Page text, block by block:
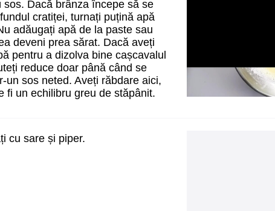
sos. Dacă brânza începe să se
cratiței, turnați puțină apă
adăugați apă de la paste sau
deveni prea sărat. Dacă aveți
pentru a dizolva bine cașcavalul
reduce doar până când se
un sos neted. Aveți răbdare aici,
fi un echilibru greu de stăpânit.
cu sare și piper.